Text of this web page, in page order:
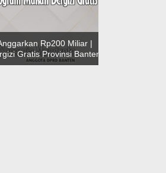
Rp200 Miliar |
Gratis Provinsi Banten